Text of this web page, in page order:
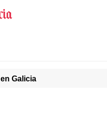
Galicia